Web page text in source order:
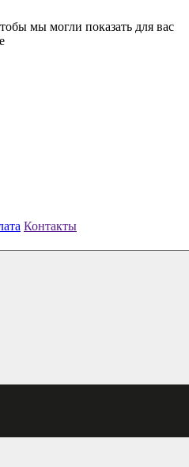
мы могли показать для вас
Контакты